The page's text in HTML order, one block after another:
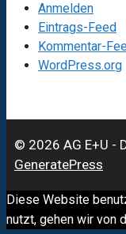
Anmelden
Eintrags-Feed
Kommentar-
WordPress.org
© 2026 AG E+U -
GeneratePress
Diese Website
nutzt, gehen wir von